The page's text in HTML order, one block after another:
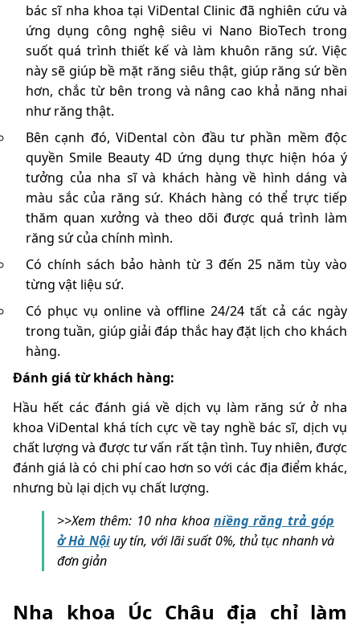
bác sĩ nha khoa tại ViDental Clinic đã nghiên cứu và
ứng dụng công nghệ siêu vi Nano BioTech trong
suốt quá trình thiết kế và làm khuôn răng sứ. Việc
này sẽ giúp bề mặt răng siêu thật, giúp răng sứ bền
hơn, chắc từ bên trong và nâng cao khả năng nhai
như răng thật.
Bên cạnh đó, ViDental còn đầu tư phần mềm độc
quyền Smile Beauty 4D ứng dụng thực hiện hóa ý
tưởng của nha sĩ và khách hàng về hình dáng và
màu sắc của răng sứ. Khách hàng có thể trực tiếp
thăm quan xưởng và theo dõi được quá trình làm
răng sứ của chính mình.
Có chính sách bảo hành từ 3 đến 25 năm tùy vào
từng vật liệu sứ.
Có phục vụ online và offline 24/24 tất cả các ngày
trong tuần, giúp giải đáp thắc hay đặt lịch cho khách
hàng.
Đánh giá từ khách hàng:
Hầu hết các đánh giá về dịch vụ làm răng sứ ở nha
khoa ViDental khá tích cực về tay nghề bác sĩ, dịch vụ
chất lượng và được tư vấn rất tận tình. Tuy nhiên, được
đánh giá là có chi phí cao hơn so với các địa điểm khác,
nhưng bù lại dịch vụ chất lượng.
>>Xem thêm: 10 nha khoa niềng răng trả góp
ở Hà Nộiuy tín, với lãi suất 0%, thủ tục nhanh và
đơn giản
Nha khoa Úc Châu địa chỉ làm